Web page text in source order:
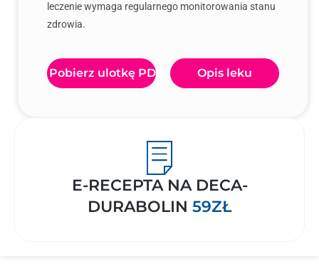
leczenie wymaga regularnego monitorowania stanu
zdrowia.
Pobierz ulotkę PDF Opis leku
E-RECEPTA NA DECA-
DURABOLIN 59ZŁ